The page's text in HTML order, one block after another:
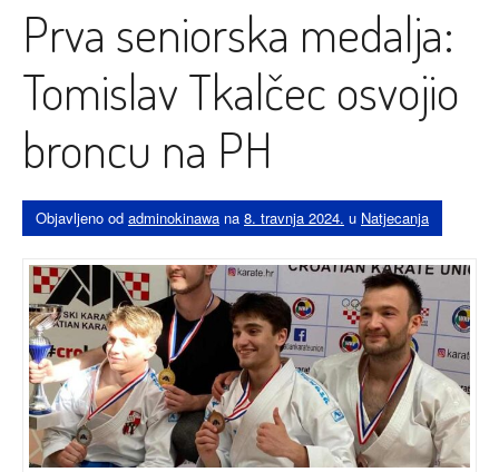
Teo
ponovno
Prva seniorska medalja:
Tomislav Tkalčec osvojio
broncu na PH
Objavljeno od adminokinawa na 8. travnja 2024. u Natjecanja